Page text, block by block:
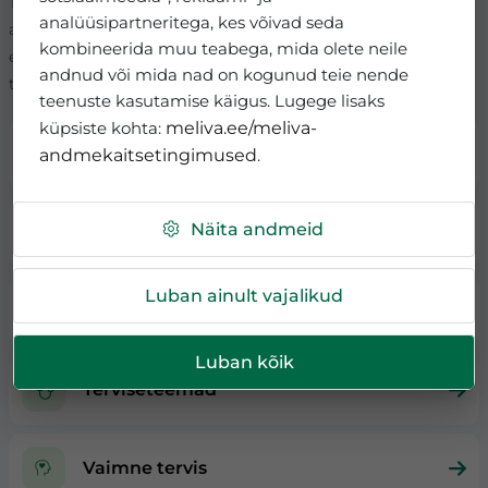
analüüsipartneritega, kes võivad seda
kombineerida muu teabega, mida olete neile
andnud või mida nad on kogunud teie nende
teenuste kasutamise käigus. Lugege lisaks
küpsiste kohta: meliva.ee/meliva-
andmekaitsetingimused.
Näita andmeid
Luban ainult vajalikud
Luban kõik
aitame püsida terve, anname nõu kuidas hoida ja parandada
elukvaliteeti ning vajadusel saada kiire lahendus tekkinud
tervisemuredele.
Analüüsid,uuringud ja protseduurid
Arstide vastuvõtud
Terviseteemad
Vaimne tervis